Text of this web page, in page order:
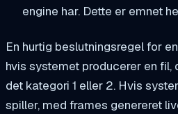
engine har. Dette er emnet
En hurtig beslutningsregel for
hvis systemet producerer en fil,
det kategori 1 eller 2. Hvis
spiller, med frames genereret